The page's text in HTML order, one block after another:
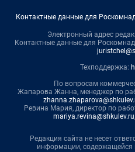
Контактные данные для
Электронный адрес
Контактные данные для
Техподдержка:
По вопросам
Жапарова Жанна, менеджер по
Ревина Мария, директор по
mariya.revina@shkulev.ru
Редакция сайта не несет
информации, содержащейся